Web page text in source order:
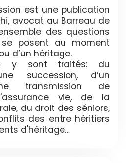
est une publication
avocat au Barreau de
des questions
posent au moment
d’un héritage.
y sont traités: du
succession, d’un
transmission de
vie, de la
du droit des séniors,
des entre héritiers
d'héritage…